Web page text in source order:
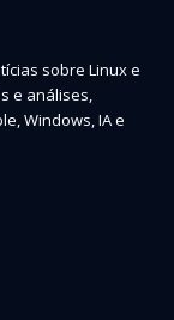
sobre Linux e
e análises,
Windows, IA e